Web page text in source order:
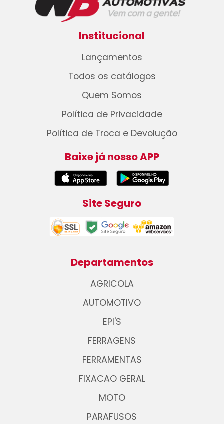
Institucional
Lançamentos
Todos os catálogos
Quem Somos
Política de Privacidade
Política de Troca e Devolução
Baixe já nosso APP
Site Seguro
Departamentos
AGRICOLA
AUTOMOTIVO
EPI'S
FERRAGENS
FERRAMENTAS
FIXACAO GERAL
MOTO
PARAFUSOS